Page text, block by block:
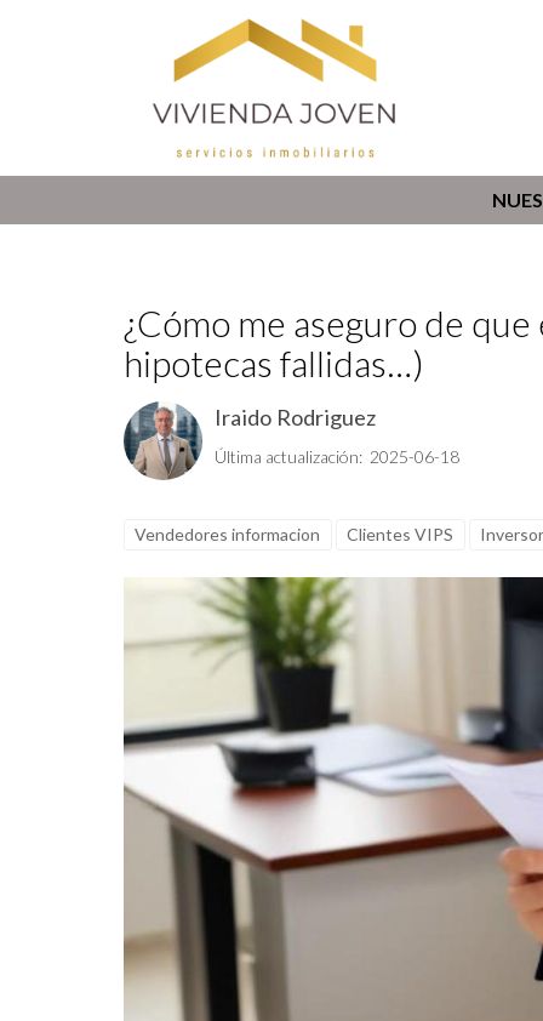
¿Cómo me aseguro de
hipotecas fallidas…)
Iraido Rodriguez
Última actualización: 2025-06-18
Vendedores informacion Clientes VIPS